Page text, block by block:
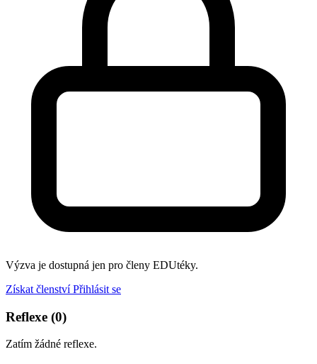
Výzva je dostupná jen pro členy EDUtéky.
Získat členstvíPřihlásit se
Reflexe (0)
Zatím žádné reflexe.